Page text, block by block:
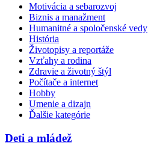
Motivácia a sebarozvoj
Biznis a manažment
Humanitné a spoločenské vedy
História
Životopisy a reportáže
Vzťahy a rodina
Zdravie a životný štýl
Počítače a internet
Hobby
Umenie a dizajn
Ďalšie kategórie
Deti a mládež